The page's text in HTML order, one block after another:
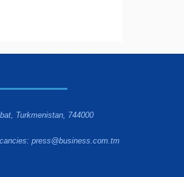
Turkmenistan, 744000
press@business.com.tm